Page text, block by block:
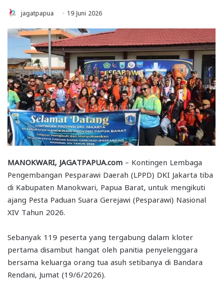
jagatpapua 19 Juni 2026
MANOKWARI, JAGATPAPUA.com – Kontingen Lembaga
Pengembangan Pesparawi Daerah (LPPD) DKI Jakarta tiba
di Kabupaten Manokwari, Papua Barat, untuk mengikuti
ajang Pesta Paduan Suara Gerejawi (Pesparawi) Nasional
XIV Tahun 2026.
Sebanyak 119 peserta yang tergabung dalam kloter
pertama disambut hangat oleh panitia penyelenggara
bersama keluarga orang tua asuh setibanya di Bandara
Rendani, Jumat (19/6/2026).